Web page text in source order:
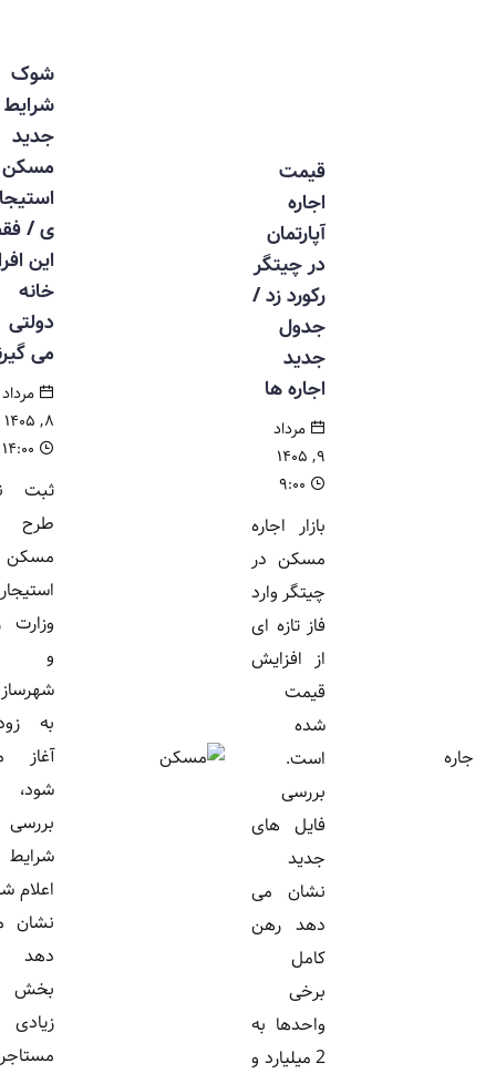
قیمت
اجاره
آپارتمان
در چیتگر
رکورد زد /
جدول
جدید
اجاره ها
مرداد
بازار اجاره
مسکن در
چیتگر وارد
فاز تازه ای
از افزایش
قیمت
شده
است.
بررسی
فایل های
جدید
نشان می
دهد رهن
کامل
برخی
واحدها به
2 میلیارد و
شوک
شرایط
جدید
مسکن
استیجار
ی / فقط
این افراد
خانه
دولتی
می گیرند
مرداد
ثبت نام
طرح
مسکن
استیجاری
وزارت راه
شهرسازی
به زودی
آغاز می
شود، اما
بررسی
شرایط
اعلام شده
نشان می
دهد
بخش
زیادی از
مستاجران